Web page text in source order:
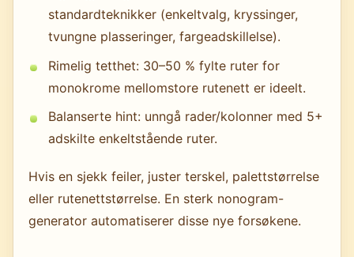
standardteknikker (enkeltvalg, kryssinger,
tvungne plasseringer, fargeadskillelse).
Rimelig tetthet: 30–50 % fylte ruter for
monokrome mellomstore rutenett er ideelt.
Balanserte hint: unngå rader/kolonner med 5+
adskilte enkeltstående ruter.
Hvis en sjekk feiler, juster terskel, palettstørrelse
eller rutenettstørrelse. En sterk nonogram-
generator automatiserer disse nye forsøkene.